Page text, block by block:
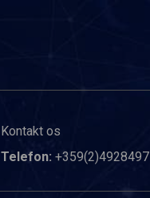
Kontakt os
Telefon: +359(2)4928497